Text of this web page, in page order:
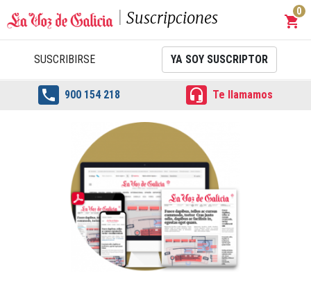
Suscripciones shopping_cart
0
SUSCRIBIRSE YA SOY SUSCRIPTOR
 900 154 218  Te llamamos